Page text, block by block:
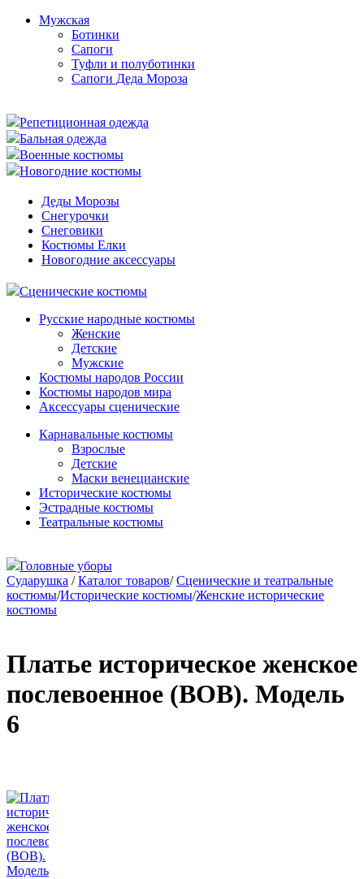
Мужская
Ботинки
Сапоги
Туфли и полуботинки
Сапоги Деда Мороза
Репетиционная одежда
Бальная одежда
Военные костюмы
Новогодние костюмы
Деды Морозы
Снегурочки
Снеговики
Костюмы Елки
Новогодние аксессуары
Сценические костюмы
Русские народные костюмы
Женские
Детские
Мужские
Костюмы народов России
Костюмы народов мира
Аксессуары сценические
Карнавальные костюмы
Взрослые
Детские
Маски венецианские
Исторические костюмы
Эстрадные костюмы
Театральные костюмы
Головные уборы
Сударушка / Каталог товаров/ Сценические и театральные
костюмы/Исторические костюмы/Женские исторические
костюмы
Платье историческое женское
послевоенное (ВОВ). Модель
6